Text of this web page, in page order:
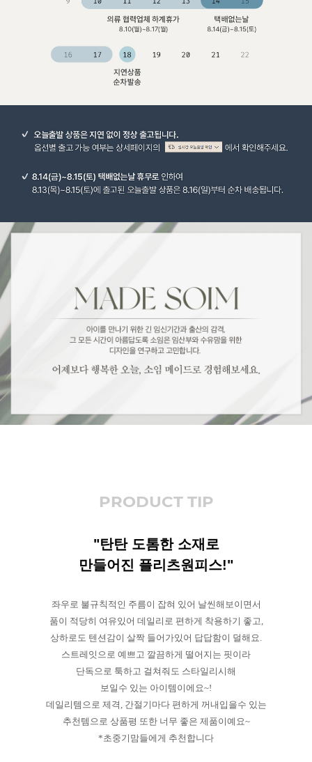
PRODUCT TIP
"탄탄 도톰한 소재로
만들어진 플리츠원피스!"
좌우로 불규칙적인 주름이 잡혀 있어 날씬해보이면서
품이 적당히 여유있어 데일리로 편하게 착용하기 좋고,
상하로도 텐션감이 살짝 들어가있어 답답함이 덜해요.
스트레잇으로 예쁘고 깔끔하게 떨어지는 핏이라
단독으로 툭하고 걸쳐줘도 스타일리시해
보일수 있는 아이템이에요~!
데일리템으로 제격, 간절기마다 편하게 꺼내입을수 있는
추천템으로 상품평 또한 너무 좋은 제품이예요~
*초중기맘들에게 추천합니다